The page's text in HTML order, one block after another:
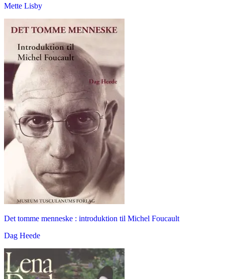
Mette Lisby
Det tomme menneske : introduktion til Michel Foucault
Dag Heede